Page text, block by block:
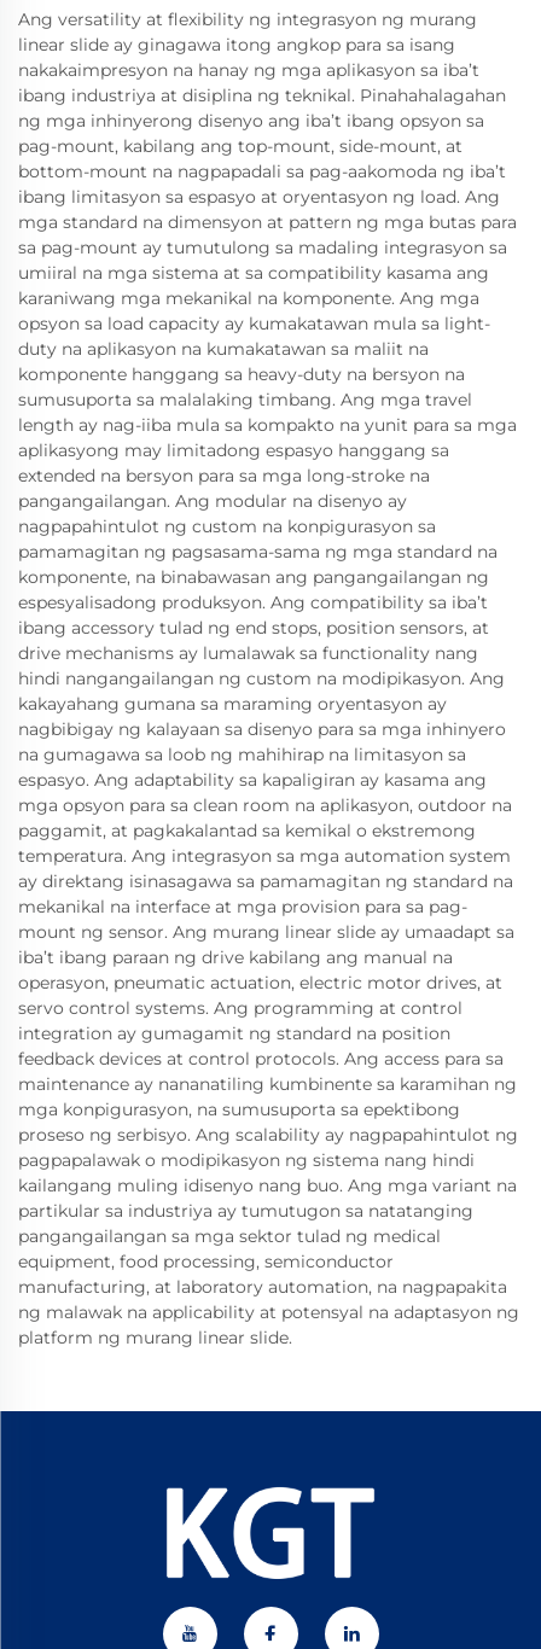
Ang versatility at flexibility ng integrasyon ng murang
linear slide ay ginagawa itong angkop para sa isang
nakakaimpresyon na hanay ng mga aplikasyon sa iba’t
ibang industriya at disiplina ng teknikal. Pinahahalagahan
ng mga inhinyerong disenyo ang iba’t ibang opsyon sa
pag-mount, kabilang ang top-mount, side-mount, at
bottom-mount na nagpapadali sa pag-aakomoda ng iba’t
ibang limitasyon sa espasyo at oryentasyon ng load. Ang
mga standard na dimensyon at pattern ng mga butas para
sa pag-mount ay tumutulong sa madaling integrasyon sa
umiiral na mga sistema at sa compatibility kasama ang
karaniwang mga mekanikal na komponente. Ang mga
opsyon sa load capacity ay kumakatawan mula sa light-
duty na aplikasyon na kumakatawan sa maliit na
komponente hanggang sa heavy-duty na bersyon na
sumusuporta sa malalaking timbang. Ang mga travel
length ay nag-iiba mula sa kompakto na yunit para sa mga
aplikasyong may limitadong espasyo hanggang sa
extended na bersyon para sa mga long-stroke na
pangangailangan. Ang modular na disenyo ay
nagpapahintulot ng custom na konpigurasyon sa
pamamagitan ng pagsasama-sama ng mga standard na
komponente, na binabawasan ang pangangailangan ng
espesyalisadong produksyon. Ang compatibility sa iba’t
ibang accessory tulad ng end stops, position sensors, at
drive mechanisms ay lumalawak sa functionality nang
hindi nangangailangan ng custom na modipikasyon. Ang
kakayahang gumana sa maraming oryentasyon ay
nagbibigay ng kalayaan sa disenyo para sa mga inhinyero
na gumagawa sa loob ng mahihirap na limitasyon sa
espasyo. Ang adaptability sa kapaligiran ay kasama ang
mga opsyon para sa clean room na aplikasyon, outdoor na
paggamit, at pagkakalantad sa kemikal o ekstremong
temperatura. Ang integrasyon sa mga automation system
ay direktang isinasagawa sa pamamagitan ng standard na
mekanikal na interface at mga provision para sa pag-
mount ng sensor. Ang murang linear slide ay umaadapt sa
iba’t ibang paraan ng drive kabilang ang manual na
operasyon, pneumatic actuation, electric motor drives, at
servo control systems. Ang programming at control
integration ay gumagamit ng standard na position
feedback devices at control protocols. Ang access para sa
maintenance ay nananatiling kumbinente sa karamihan ng
mga konpigurasyon, na sumusuporta sa epektibong
proseso ng serbisyo. Ang scalability ay nagpapahintulot ng
pagpapalawak o modipikasyon ng sistema nang hindi
kailangang muling idisenyo nang buo. Ang mga variant na
partikular sa industriya ay tumutugon sa natatanging
pangangailangan sa mga sektor tulad ng medical
equipment, food processing, semiconductor
manufacturing, at laboratory automation, na nagpapakita
ng malawak na applicability at potensyal na adaptasyon ng
platform ng murang linear slide.